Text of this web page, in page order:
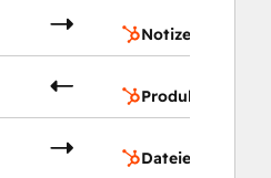
Notizen
Produkte
Dateien (CMS)